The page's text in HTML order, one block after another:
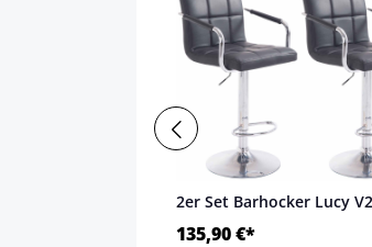
2er Set Barhocker Lucy V2
135,90 €*